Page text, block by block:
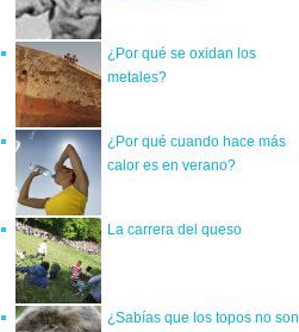
¿Por qué se oxidan los
metales?
¿Por qué cuando hace más
calor es en verano?
La carrera del queso
¿Sabías que los topos no son